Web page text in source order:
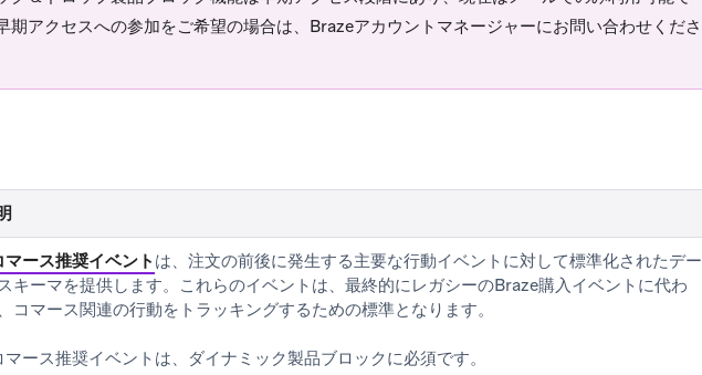
期アクセスへの参加をご希望の場合は、Brazeアカウントマネージャーにお問い合わせくださ
マース推奨イベント は、注文の前後に発生する主要な行動イベントに対して標準化されたデー
キーマを提供します。これらのイベントは、最終的にレガシーのBraze購入イベントに代わ
コマース関連の行動をトラッキングするための標準となります。
マース推奨イベントは、ダイナミック製品ブロックに必須です。